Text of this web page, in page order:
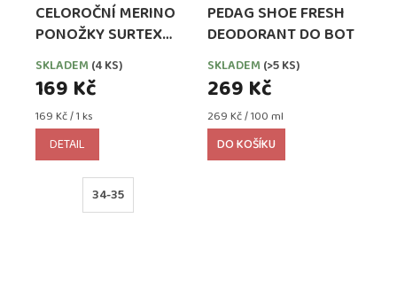
CELOROČNÍ MERINO
PONOŽKY SURTEX
PRO DĚTI - BÉŽOVÉ
SKLADEM (4 KS)
169 Kč
Měrná
cena:
169 Kč / 1 ks
DETAIL
34-35
PEDAG SHOE FRESH
DEODORANT DO BOT
SKLADEM (>5 KS)
269 Kč
Měrná
cena:
269 Kč / 100 ml
DO KOŠÍKU